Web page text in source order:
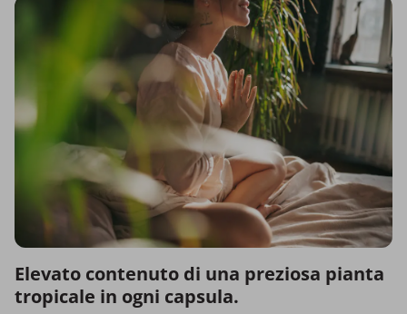
Elevato contenuto di una preziosa pianta
tropicale in ogni capsula.